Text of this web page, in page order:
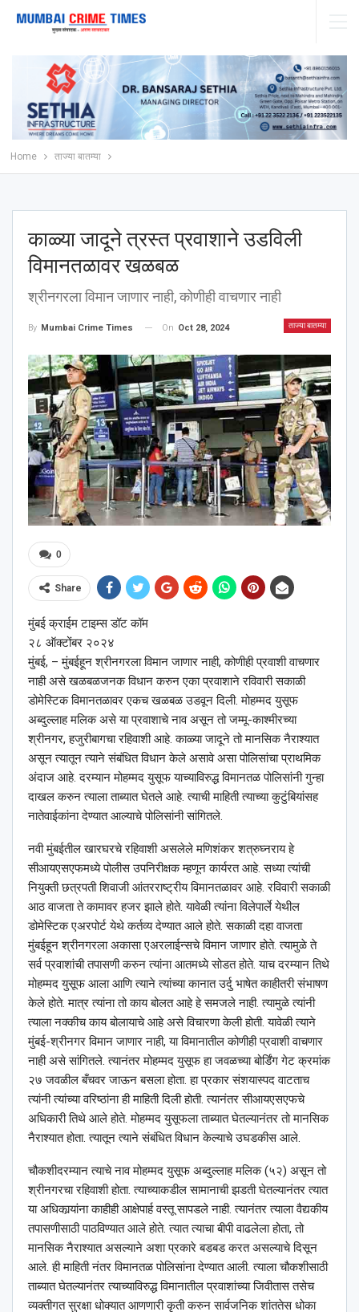
Home ताज्या बातम्या
काळ्या जादूने त्रस्त प्रवाशाने उडविली
विमानतळावर खळबळ
श्रीनगरला विमान जाणार नाही, कोणीही वाचणार नाही
ताज्या बातम्या
By Mumbai Crime Times On Oct 28, 2024
0
Share
मुंबई क्राईम टाइम्स डॉट कॉम
२८ ऑक्टोंबर २०२४
मुंबई, – मुंबईहून श्रीनगरला विमान जाणार नाही, कोणीही प्रवाशी वाचणार
नाही असे खळबळजनक विधान करुन एका प्रवाशाने रविवारी सकाळी
डोमेस्टिक विमानतळावर एकच खळबळ उडवून दिली. मोहम्मद युसूफ
अब्दुल्लाह मलिक असे या प्रवाशाचे नाव असून तो जम्मू-काश्मीरच्या
श्रीनगर, हजुरीबागचा रहिवाशी आहे. काळ्या जादूने तो मानसिक नैराश्यात
असून त्यातून त्याने संबंधित विधान केले असावे असा पोलिसांचा प्राथमिक
अंदाज आहे. दरम्यान मोहम्मद युसूफ याच्याविरुद्ध विमानतळ पोलिसांनी गुन्हा
दाखल करुन त्याला ताब्यात घेतले आहे. त्याची माहिती त्याच्या कुटुंबियांसह
नातेवाईकांना देण्यात आल्याचे पोलिसांनी सांगितले.
नवी मुंबईतील खारघरचे रहिवाशी असलेले मणिशंकर शत्रुघ्नराय हे
सीआयएसएफमध्ये पोलीस उपनिरीक्षक म्हणून कार्यरत आहे. सध्या त्यांची
नियुक्ती छत्रपती शिवाजी आंतरराष्ट्रीय विमानतळावर आहे. रविवारी सकाळी
आठ वाजता ते कामावर हजर झाले होते. यावेळी त्यांना विलेपार्ले येथील
डोमेस्टिक एअरपोर्ट येथे कर्तव्य देण्यात आले होते. सकाळी दहा वाजता
मुंबईहून श्रीनगरला अकासा एअरलाईन्सचे विमान जाणार होते. त्यामुळे ते
सर्व प्रवाशांची तपासणी करुन त्यांना आतमध्ये सोडत होते. याच दरम्यान तिथे
मोहम्मद युसूफ आला आणि त्याने त्यांच्या कानात उर्दु भाषेत काहीतरी संभाषण
केले होते. मात्र त्यांना तो काय बोलत आहे हे समजले नाही. त्यामुळे त्यांनी
त्याला नक्कीच काय बोलायाचे आहे असे विचारणा केली होती. यावेळी त्याने
मुंबई-श्रीनगर विमान जाणार नाही, या विमानातील कोणीही प्रवाशी वाचणार
नाही असे सांगितले. त्यानंतर मोहम्मद युसूफ हा जवळच्या बोर्डिंग गेट क्रमांक
२७ जवळील बँचवर जाऊन बसला होता. हा प्रकार संशयास्पद वाटताच
त्यांनी त्यांच्या वरिष्ठांना ही माहिती दिली होती. त्यानंतर सीआयएसएफचे
अधिकारी तिथे आले होते. मोहम्मद युसूफला ताब्यात घेतल्यानंतर तो मानसिक
नैराश्यात होता. त्यातून त्याने संबंधित विधान केल्याचे उघडकीस आले.
चौकशीदरम्यान त्याचे नाव मोहम्मद युसूफ अब्दुल्लाह मलिक (५२) असून तो
श्रीनगरचा रहिवाशी होता. त्याच्याकडील सामानाची झडती घेतल्यानंतर त्यात
या अधिकार्‍यांना काहीही आक्षेपार्ह वस्तू सापडले नाही. त्यानंतर त्याला वैद्यकीय
तपासणीसाठी पाठविण्यात आले होते. त्यात त्याचा बीपी वाढलेला होता, तो
मानसिक नैराश्यात असल्याने अशा प्रकारे बडबड करत असल्याचे दिसून
आले. ही माहिती नंतर विमानतळ पोलिसांना देण्यात आली. त्याला चौकशीसाठी
ताब्यात घेतल्यानंतर त्याच्याविरुद्ध विमानातील प्रवाशांच्या जिवीतास तसेच
व्यक्तीगत सुरक्षा धोक्यात आणणारी कृती करुन सार्वजनिक शांततेस धोका